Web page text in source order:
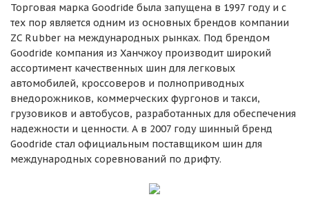
Торговая марка Goodride была запущена в 1997 году и с
тех пор является одним из основных брендов компании
ZC Rubber на международных рынках. Под брендом
Goodride компания из Ханчжоу производит широкий
ассортимент качественных шин для легковых
автомобилей, кроссоверов и полноприводных
внедорожников, коммерческих фургонов и такси,
грузовиков и автобусов, разработанных для обеспечения
надежности и ценности. А в 2007 году шинный бренд
Goodride стал официальным поставщиком шин для
международных соревнований по дрифту.